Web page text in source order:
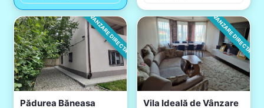
VANZARE DIRECTA
Pădurea Băneasa
VANZARE DIRECTA
Vila Ideală de Vânzare